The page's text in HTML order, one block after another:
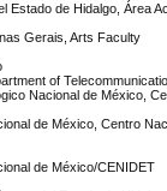
Estado de Hidalgo, Área
Gerais, Arts Faculty
of
Nacional de México,
de México, Centro
de México/CENIDET